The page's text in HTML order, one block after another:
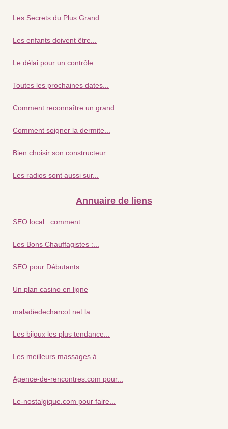
Les Secrets du Plus Grand...
Les enfants doivent être...
Le délai pour un contrôle...
Toutes les prochaines dates...
Comment reconnaître un grand...
Comment soigner la dermite...
Bien choisir son constructeur...
Les radios sont aussi sur...
Annuaire de liens
SEO local : comment...
Les Bons Chauffagistes :...
SEO pour Débutants :...
Un plan casino en ligne
maladiedecharcot.net la...
Les bijoux les plus tendance...
Les meilleurs massages à...
Agence-de-rencontres.com pour...
Le-nostalgique.com pour faire...